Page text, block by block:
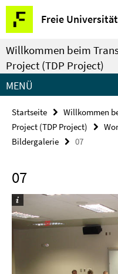
Springe
direkt
zu
Inhalt
Freie
Service-
Navigation
Willkommen beim
Project (TDP Project)
MENÜ
Startseite
Willkommen
Project (TDP Project)
Bildergalerie
07
07